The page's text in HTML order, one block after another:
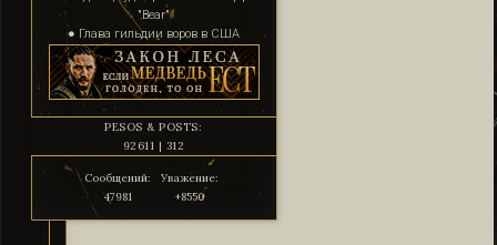
"Bear"
● Глава гильдии воров в США
PESOS & POSTS:
92611 | 312
Сообщений:
47981
Уважение:
+8550